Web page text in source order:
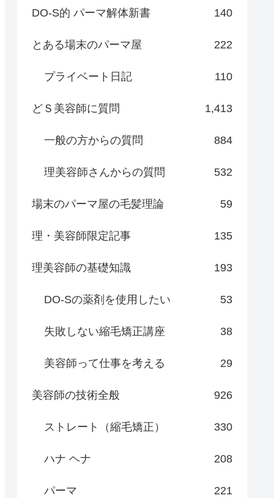
DO-S的 パーマ解体新書 140
とある場末のパーマ屋 222
プライベート日記 110
どＳ美容師に質問 1,413
一般の方からの質問 884
理美容師さんからの質問 532
場末のパーマ屋の毛髪理論 59
理・美容師限定記事 135
理美容師の基礎知識 193
DO-Sの薬剤を使用したい 53
失敗しない縮毛矯正講座 38
美容師って仕事を考える 29
美容師の技術全般 926
ストレート（縮毛矯正） 330
ハナ ヘナ 208
パーマ 221